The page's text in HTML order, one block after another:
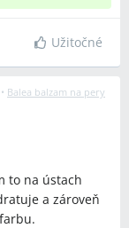
Užitočné
• Balea balzam na pery
to na ústach
a zároveň